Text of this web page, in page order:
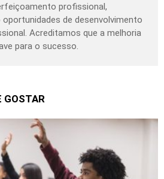
profissional,
de desenvolvimento
Acreditamos que a melhoria
para o sucesso.
GOSTAR